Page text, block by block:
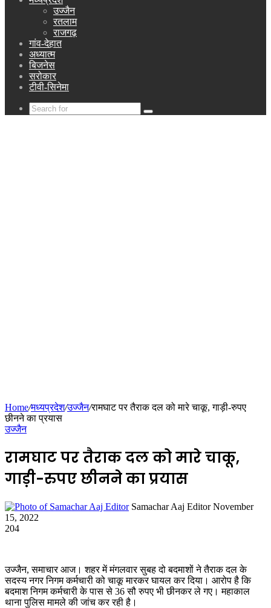
उज्जैन
रतलाम
राजगढ़
गांव-देहात
अध्यात्म
बिजनेस
सरोकार
टीवी-सिनेमा
Search
Home/मध्यप्रदेश/उज्जैन/रामघाट पर तैराक दल को मारे चाकू, गाड़ी-रुपए
छीनने का प्रयास
उज्जैन
रामघाट पर तैराक दल को मारे चाकू,
गाड़ी-रुपए छीनने का प्रयास
Samachar Aaj Editor Send
November
15, 2022
204
उज्जैन, समाचार आज। शहर में मंगलवार सुबह दो बदमाशों ने तैराक दल के
सदस्य नगर निगम कर्मचारी को चाकू मारकर घायल कर दिया। आरोप है कि
बदमाश निगम कर्मचारी के पास से 36 सौ रुपए भी छीनकर ले गए। महाकाल
थाना पुलिस मामले की जांच कर रही है।